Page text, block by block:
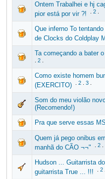
Ontem Trabalhei e hj
pior está por vir ?!
2.
Que inferno To
de Clocks do Coldplay
Ta começando a bater
2.
Como existe homem
(EXERCITO)
2. 3.
Som do meu violão
(Recomendo!)
Pra que serve essas
Quem já pego onibus
manhã do CÃO ¬¬"
2.
Hudson ... Guitarrista
guitarrista True ... !!!
2.